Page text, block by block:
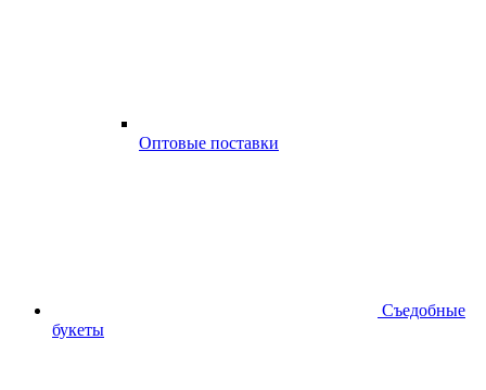
Оптовые поставки
Съедобные
букеты